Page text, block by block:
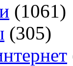
(1061)
(305)